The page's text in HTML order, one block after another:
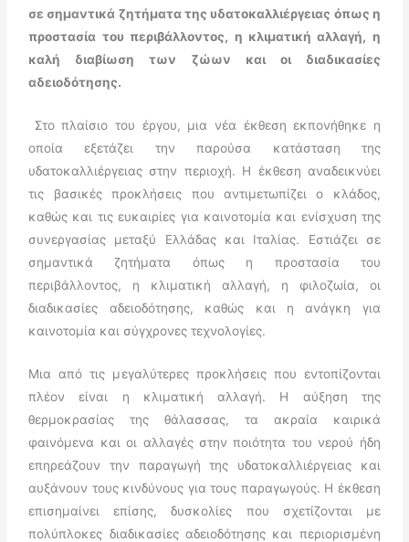
σε σημαντικά ζητήματα της υδατοκαλλιέργειας όπως η
προστασία του περιβάλλοντος, η κλιματική αλλαγή, η
καλή διαβίωση των ζώων και οι διαδικασίες
αδειοδότησης.
Στο πλαίσιο του έργου, μια νέα έκθεση εκπονήθηκε η
οποία εξετάζει την παρούσα κατάσταση της
υδατοκαλλιέργειας στην περιοχή. Η έκθεση αναδεικνύει
τις βασικές προκλήσεις που αντιμετωπίζει ο κλάδος,
καθώς και τις ευκαιρίες για καινοτομία και ενίσχυση της
συνεργασίας μεταξύ Ελλάδας και Ιταλίας. Εστιάζει σε
σημαντικά ζητήματα όπως η προστασία του
περιβάλλοντος, η κλιματική αλλαγή, η φιλοζωία, οι
διαδικασίες αδειοδότησης, καθώς και η ανάγκη για
καινοτομία και σύγχρονες τεχνολογίες.
Μια από τις μεγαλύτερες προκλήσεις που εντοπίζονται
πλέον είναι η κλιματική αλλαγή. Η αύξηση της
θερμοκρασίας της θάλασσας, τα ακραία καιρικά
φαινόμενα και οι αλλαγές στην ποιότητα του νερού ήδη
επηρεάζουν την παραγωγή της υδατοκαλλιέργειας και
αυξάνουν τους κινδύνους για τους παραγωγούς. Η έκθεση
επισημαίνει επίσης, δυσκολίες που σχετίζονται με
πολύπλοκες διαδικασίες αδειοδότησης και περιορισμένη